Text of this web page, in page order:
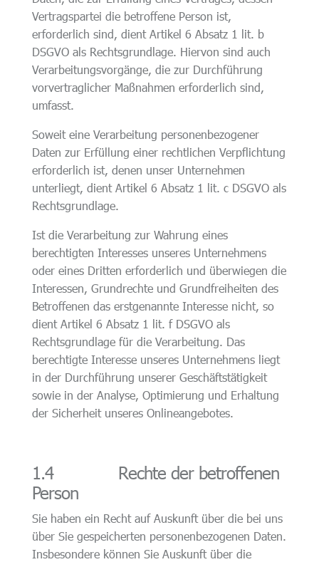
Vertragspartei die betroffene Person ist,
erforderlich sind, dient Artikel 6 Absatz 1 lit. b
DSGVO als Rechtsgrundlage. Hiervon sind auch
Verarbeitungsvorgänge, die zur Durchführung
vorvertraglicher Maßnahmen erforderlich sind,
umfasst.
Soweit eine Verarbeitung personenbezogener
Daten zur Erfüllung einer rechtlichen Verpflichtung
erforderlich ist, denen unser Unternehmen
unterliegt, dient Artikel 6 Absatz 1 lit. c DSGVO als
Rechtsgrundlage.
Ist die Verarbeitung zur Wahrung eines
berechtigten Interesses unseres Unternehmens
oder eines Dritten erforderlich und überwiegen die
Interessen, Grundrechte und Grundfreiheiten des
Betroffenen das erstgenannte Interesse nicht, so
dient Artikel 6 Absatz 1 lit. f DSGVO als
Rechtsgrundlage für die Verarbeitung. Das
berechtigte Interesse unseres Unternehmens liegt
in der Durchführung unserer Geschäftstätigkeit
sowie in der Analyse, Optimierung und Erhaltung
der Sicherheit unseres Onlineangebotes.
1.4 Rechte der betroffenen
Person
Sie haben ein Recht auf Auskunft über die bei uns
über Sie gespeicherten personenbezogenen Daten.
Insbesondere können Sie Auskunft über die